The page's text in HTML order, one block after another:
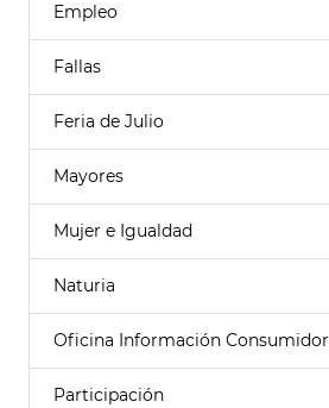
Empleo
Fallas
Feria de Julio
Mayores
Mujer e Igualdad
Naturia
Oficina Información Consumidor
Participación